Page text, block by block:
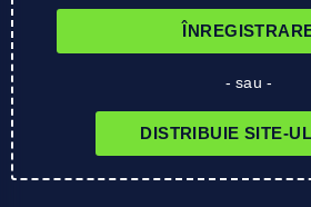
- sau -
DISTRIBUIE SITE-